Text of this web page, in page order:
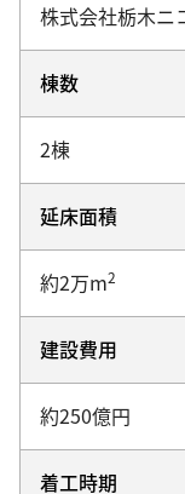
株式会社栃木ニ
棟数
2棟
延床面積
約2万m2
建設費用
約250億円
着工時期